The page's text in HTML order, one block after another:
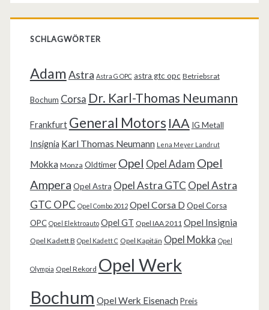
SCHLAGWÖRTER
AdamAstra Astra G OPC astra gtc opc Betriebsrat
Bochum Corsa Dr. Karl-Thomas Neumann
Frankfurt General Motors IAA IG Metall
Insignia Karl Thomas Neumann Lena Meyer Landrut
Mokka Monza Oldtimer Opel Opel Adam Opel
Ampera Opel Astra Opel Astra GTC Opel Astra
GTC OPC Opel Combo 2012 Opel Corsa D Opel Corsa
OPC Opel Elektroauto Opel GT Opel IAA 2011 Opel Insignia
Opel Kadett B Opel Kadett C Opel Kapitän Opel Mokka Opel
Olympia Opel Rekord Opel Werk
Bochum Opel Werk Eisenach Preis